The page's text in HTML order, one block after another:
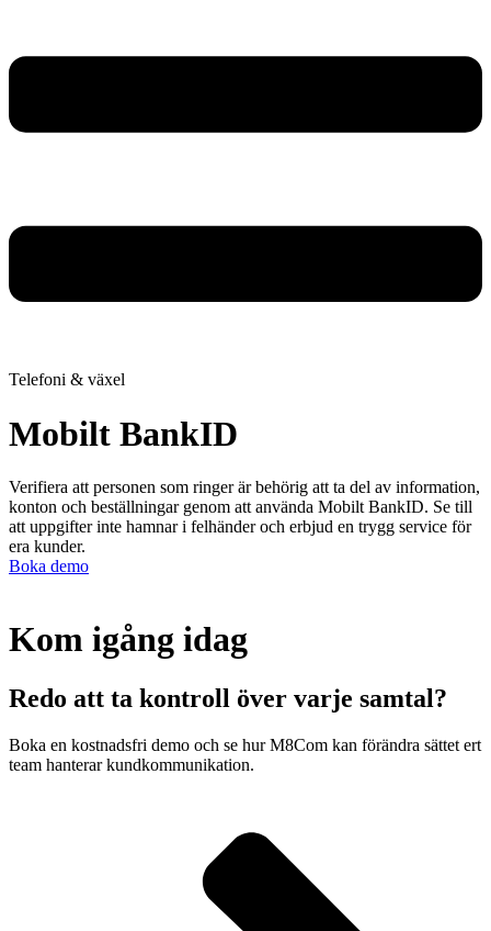
Telefoni & växel
Mobilt BankID
Verifiera att personen som ringer är behörig att ta del av information,
konton och beställningar genom att använda Mobilt BankID. Se till
att uppgifter inte hamnar i felhänder och erbjud en trygg service för
era kunder.
Boka demo
Kom igång idag
Redo att ta kontroll över varje samtal?
Boka en kostnadsfri demo och se hur M8Com kan förändra sättet ert
team hanterar kundkommunikation.